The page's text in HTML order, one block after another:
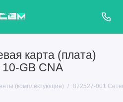
карта (плата)
GB CNA
(комплектующие) 872527-001